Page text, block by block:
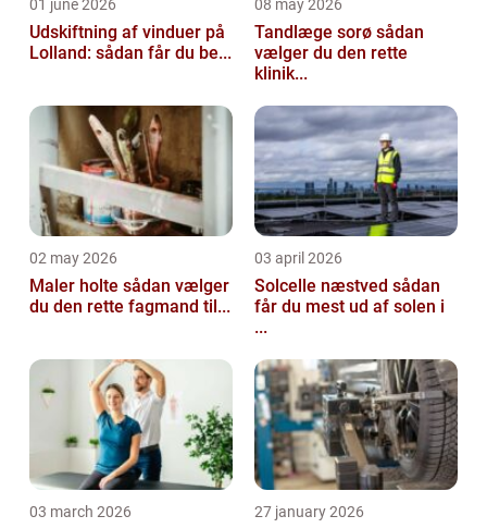
01 june 2026
Udskiftning af vinduer på
Lolland: sådan får du be...
08 may 2026
Tandlæge sorø sådan
vælger du den rette
klinik...
02 may 2026
Maler holte sådan vælger
du den rette fagmand til...
03 april 2026
Solcelle næstved sådan
får du mest ud af solen i
...
03 march 2026 27 january 2026